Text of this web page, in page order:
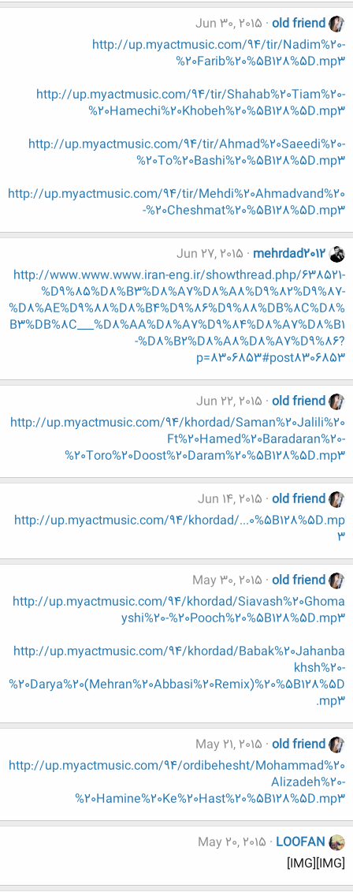
old friend
Jun 30, 2015
http://up.myactmusic.com/94/tir/Nadim%20-
%20Farib%20%5B128%5D.mp3
http://up.myactmusic.com/94/tir/Shahab%20Tiam%20-
%20Hamechi%20Khobeh%20%5B128%5D.mp3
http://up.myactmusic.com/94/tir/Ahmad%20Saeedi%20-
%20To%20Bashi%20%5B128%5D.mp3
http://up.myactmusic.com/94/tir/Mehdi%20Ahmadvand%20
-%20Cheshmat%20%5B128%5D.mp3
mehrdad2012
Jun 27, 2015
http://www.www.www.iran-eng.ir/showthread.php/638521-
%D9%85%D8%B3%D8%A7%D8%A8%D9%82%D9%87-
%D8%AE%D9%88%D8%B4%D9%86%D9%88%DB%8C%D8%
B3%DB%8C___%D8%AA%D8%A7%D9%84%D8%A7%D8%B1
-%D8%B2%D8%A8%D8%A7%D9%86?
p=8306853#post8306853
old friend
Jun 22, 2015
http://up.myactmusic.com/94/khordad/Saman%20Jalili%20
Ft%20Hamed%20Baradaran%20-
%20Toro%20Doost%20Daram%20%5B128%5D.mp3
old friend
Jun 14, 2015
http://up.myactmusic.com/94/khordad/...0%5B128%5D.mp
3
old friend
May 30, 2015
http://up.myactmusic.com/94/khordad/Siavash%20Ghoma
yshi%20-%20Pooch%20%5B128%5D.mp3
http://up.myactmusic.com/94/khordad/Babak%20Jahanba
khsh%20-
%20Darya%20(Mehran%20Abbasi%20Remix)%20%5B128%5D
.mp3
old friend
May 21, 2015
http://up.myactmusic.com/94/ordibehesht/Mohammad%20
Alizadeh%20-
%20Hamine%20Ke%20Hast%20%5B128%5D.mp3
LOOFAN
May 20, 2015
[IMG][IMG]